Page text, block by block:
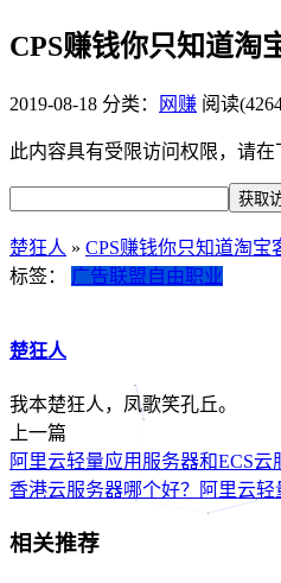
CPS赚钱你只知道淘
2019-08-18 分类： 网赚 阅读
此内容具有受限访问权限，请在
楚狂人 » CPS赚钱你只知道淘
标签： 广告联盟自由职业
楚狂人
我本楚狂人，凤歌笑孔丘。
上一篇
阿里云轻量应用服务器和ECS
香港云服务器哪个好？阿里云轻
相关推荐